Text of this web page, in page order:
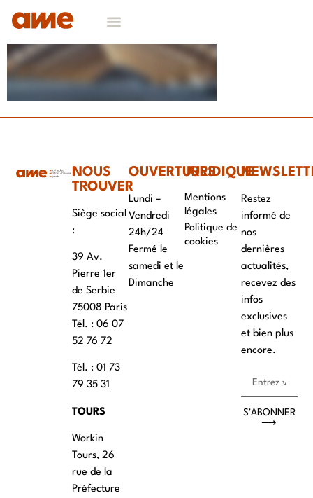
NOUS
TROUVER
Siège social
:
39 Av.
Pierre 1er
de Serbie
75008 Paris
Tél. : ‭06 07
52 76 72
Tél. : 01 73
79 35 31
TOURS
Workin
Tours, 26
rue de la
Préfecture
OUVERTURES
Lundi –
Vendredi
24h/24
Fermé le
samedi et le
Dimanche
JURIDIQUE
Mentions
légales
Politique de
cookies
Restez
informé de
nos
dernières
actualités,
recevez des
infos
exclusives
et bien plus
encore.
S'ABONNER
⟶